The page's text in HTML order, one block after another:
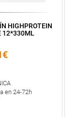
HIGHPROTEIN
12*330ML
en 24-72h